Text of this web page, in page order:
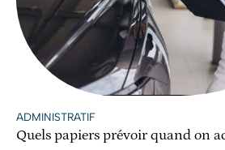
ADMINISTRATIF
Quels papiers prévoir quand on